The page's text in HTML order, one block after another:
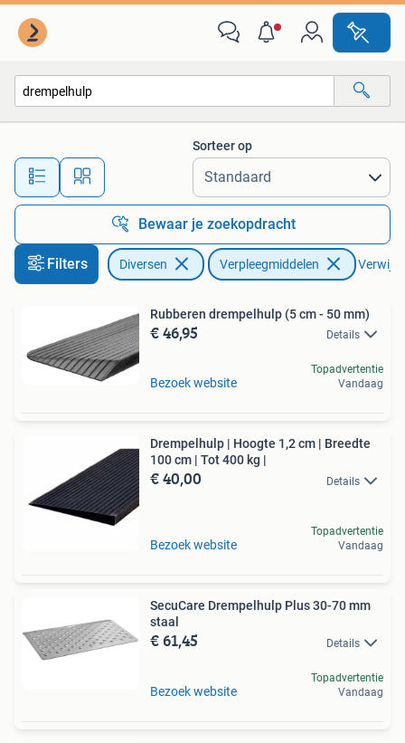
Alle afstanden…
Sorteer op
Bewaar je zoekopdracht
Filters Diversen Verpleegmiddelen
Rubberen drempelhulp (5 cm - 50 mm)
€ 46,95 Details
Bezoek website
Topadvertentie
Vandaag
Drempelhulp | Hoogte 1,2 cm | Breedte
100 cm | Tot 400 kg |
€ 40,00 Details
Bezoek website
Topadvertentie
Vandaag
SecuCare Drempelhulp Plus 30-70 mm
staal
€ 61,45 Details
Bezoek website
Topadvertentie
Vandaag